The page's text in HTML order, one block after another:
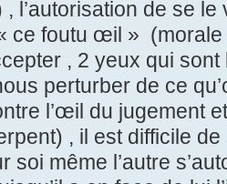
, l’autorisation de se
ce foutu œil » (morale
, 2 yeux qui
perturber de ce
l’œil du jugement
, il est difficile
soi même l’autre